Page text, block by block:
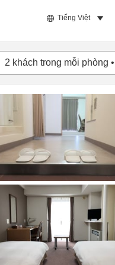
Tiếng Việt
2 khách trong mỗi phòng •